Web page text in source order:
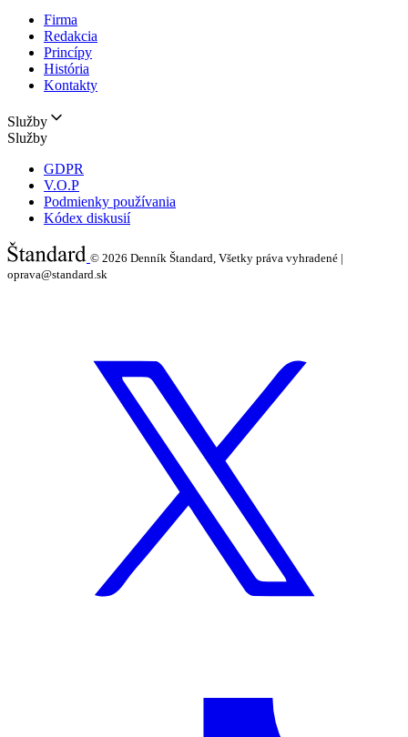
Firma
Redakcia
Princípy
História
Kontakty
Služby
Služby
GDPR
V.O.P
Podmienky používania
Kódex diskusií
© 2026 Denník Štandard, Všetky práva vyhradené |
oprava@standard.sk